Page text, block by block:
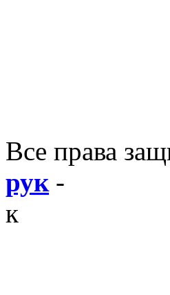
Все права
рук-
к